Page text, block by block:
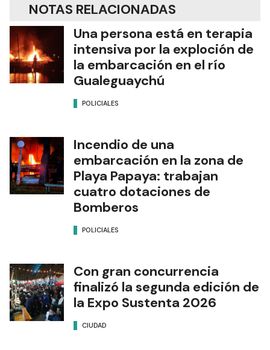
NOTAS RELACIONADAS
Una persona está en terapia
intensiva por la exploción de
la embarcación en el río
Gualeguaychú
POLICIALES
Incendio de una
embarcación en la zona de
Playa Papaya: trabajan
cuatro dotaciones de
Bomberos
POLICIALES
Con gran concurrencia
finalizó la segunda edición de
la Expo Sustenta 2026
CIUDAD